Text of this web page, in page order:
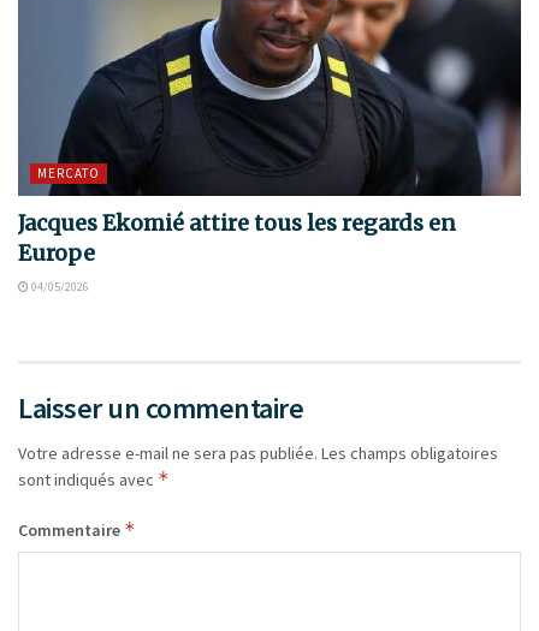
MERCATO
Jacques Ekomié attire tous les regards en
Europe
04/05/2026
Laisser un commentaire
Votre adresse e-mail ne sera pas publiée. Les champs obligatoires
sont indiqués avec *
Commentaire *